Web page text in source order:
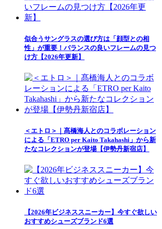
似合うサングラスの選び方は「顔型との相
性」が重要！バランスの良いフレームの見つ
け方【2026年更新】
＜エトロ＞｜髙橋海人とのコラボレーション
による「ETRO per Kaito Takahashi」から新
たなコレクションが登場【伊勢丹新宿店】
【2026年ビジネススニーカー】今すぐ欲しい
おすすめシューズブランド6選